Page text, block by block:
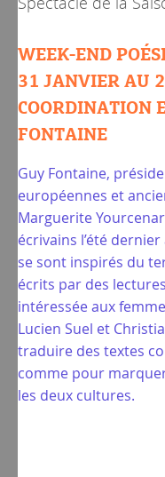
WEEK-END
31 JANVIER AU
COORDINATION
FONTAINE
Guy Fontaine,
européennes et
Marguerite
écrivains l’été
se sont inspirés du
écrits par des
intéressée aux
Lucien Suel et
traduire des textes
comme pour
les deux cultures.